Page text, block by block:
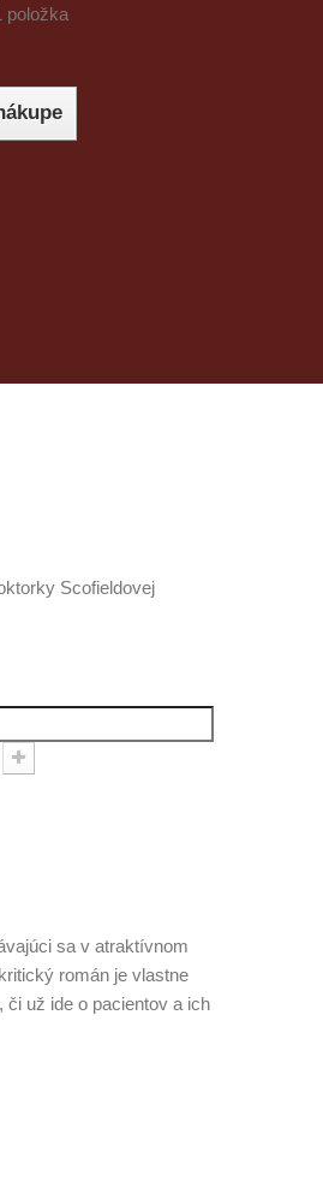
položka
Scofieldovej
sa v atraktívnom
román je vlastne
už ide o pacientov a ich